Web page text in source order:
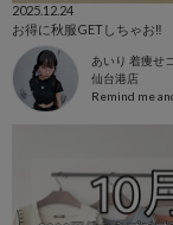
2025.12.24
お得に秋服GETしちゃお‼️
あいり 着痩せ
仙台港店
Remind me